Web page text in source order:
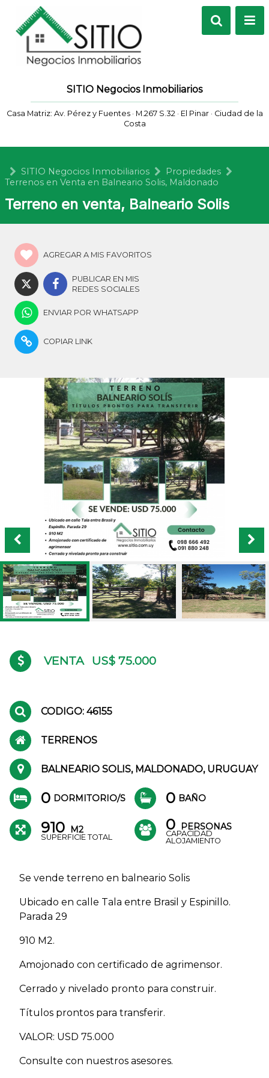
SITIO Negocios Inmobiliarios
Casa Matriz: Av. Pérez y Fuentes · M.267 S.32 · El Pinar · Ciudad de la
Costa
SITIO Negocios Inmobiliarios
Propiedades
Terrenos en Venta en Balneario Solis, Maldonado
Terreno en venta, Balneario Solis
AGREGAR A MIS FAVORITOS
PUBLICAR EN MIS
REDES SOCIALES
ENVIAR POR WHATSAPP
COPIAR LINK
VENTA US$ 75.000
CODIGO: 46155
TERRENOS
BALNEARIO SOLIS, MALDONADO, URUGUAY
0 DORMITORIO/S 0 BAÑO
910 M2
SUPERFICIE TOTAL
0 PERSONAS
CAPACIDAD
ALOJAMIENTO
Se vende terreno en balneario Solis
Ubicado en calle Tala entre Brasil y Espinillo.
Parada 29
910 M2.
Amojonado con certificado de agrimensor.
Cerrado y nivelado pronto para construir.
Títulos prontos para transferir.
VALOR: USD 75.000
Consulte con nuestros asesores.